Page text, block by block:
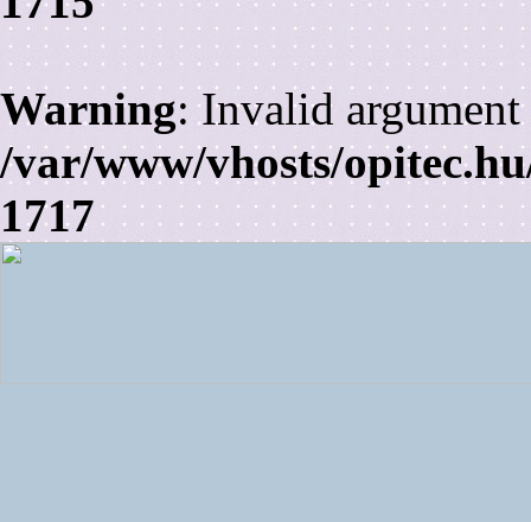
Warning: Invalid
/var/www/vhosts/
1717